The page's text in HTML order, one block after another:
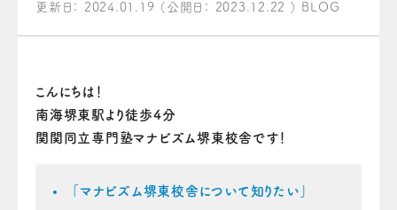
更新日： 2024.01.19 （公開日： 2023.12.22 ） BLOG
こんにちは！
南海堺東駅より徒歩4分
関関同立専門塾マナビズム堺東校舎です！
「マナビズム堺東校舎について知りたい」